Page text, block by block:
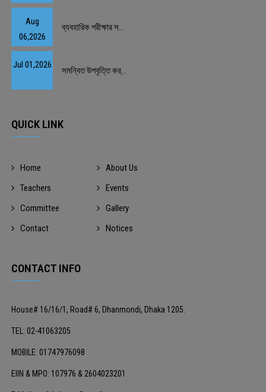
Aug
06,2026
ব্যবহারিক পরীক্ষার স...
Jul 01,2026
সমন্বিত উপবৃত্তি কর্...
QUICK LINK
Home
About Us
Teachers
Events
Committee
Gallery
Contact
Notices
CONTACT INFO
House# 16/16/1, Road# 6, Dhanmondi, Dhaka 1205.
TEL: 02-41063205
MOBILE: 01747976098
EIIN & MPO: 107976 & 2604023201